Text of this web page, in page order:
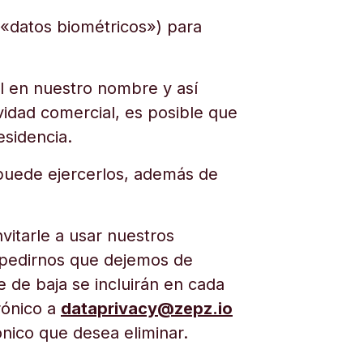
biométricos») para
en nuestro nombre y así
comercial, es posible que
ejercerlos, además de
a usar nuestros
que dejemos de
de baja se incluirán en cada
a dataprivacy@zepz.io
que desea eliminar.